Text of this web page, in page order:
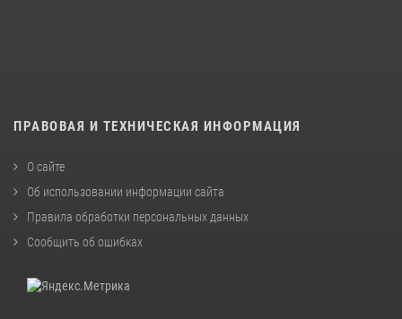
ПРАВОВАЯ И ТЕХНИЧЕСКАЯ ИНФОРМАЦИЯ
О сайте
Об использовании информации сайта
Правила обработки персональных данных
Сообщить об ошибках